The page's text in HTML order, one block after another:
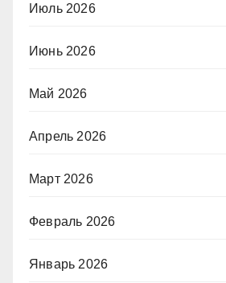
Июль 2026
Июнь 2026
Май 2026
Апрель 2026
Март 2026
Февраль 2026
Январь 2026